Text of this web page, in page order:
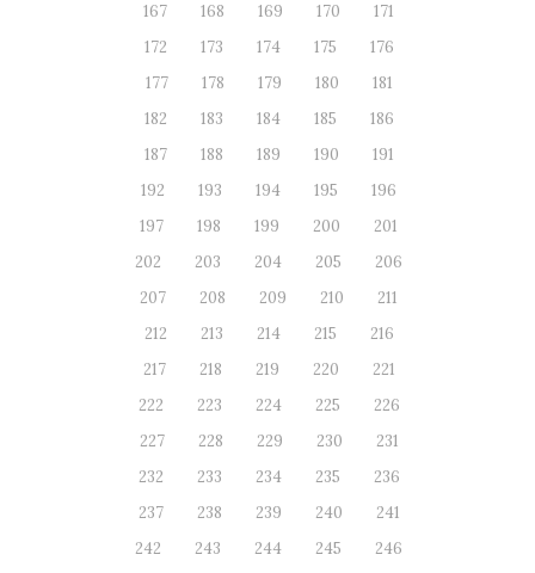
167
168 169 170
171
172
173 174 175
176
177
178 179 180
181
182
183 184 185
186
187
188 189 190
191
192
193 194 195
196
197
198 199 200
201
202
203 204 205
206
207
208 209 210
211
212
213 214 215
216
217
218 219 220
221
222
223 224 225
226
227
228 229 230
231
232
233 234 235
236
237
238 239 240
241
242
243 244 245
246